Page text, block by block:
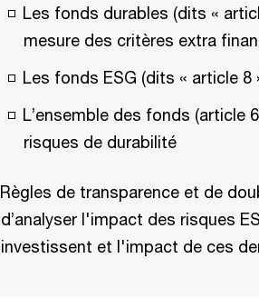
Les fonds durables (dits «
mesure des critères extra
Les fonds ESG (dits « article 8
L’ensemble des fonds (article
risques de durabilité
Règles de transparence et de
d’analyser l'impact des risques
investissent et l'impact de ces